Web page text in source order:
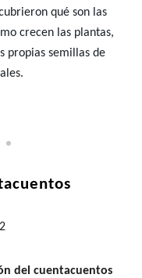
qué son las
crecen las plantas,
propias semillas de
del cuentacuentos